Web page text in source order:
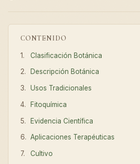
CONTENIDO
Clasificación Botánica
Descripción Botánica
Usos Tradicionales
Fitoquímica
Evidencia Científica
Aplicaciones Terapéuticas
Cultivo